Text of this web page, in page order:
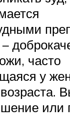
часто
у
или